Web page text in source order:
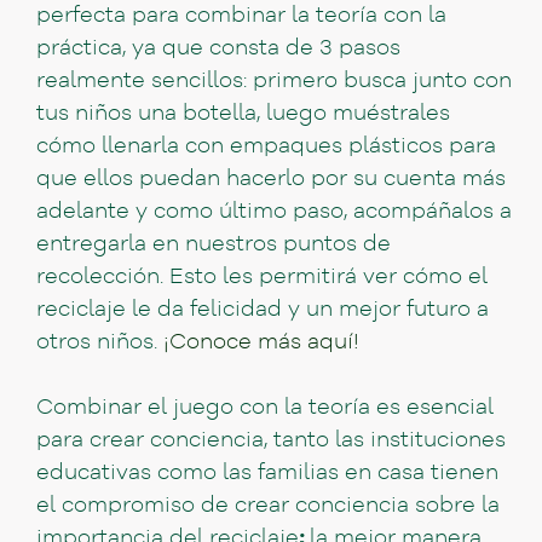
perfecta para combinar la teoría con la
práctica, ya que consta de 3 pasos
realmente sencillos: primero busca junto con
tus niños una botella, luego muéstrales
cómo llenarla con empaques plásticos para
que ellos puedan hacerlo por su cuenta más
adelante y como último paso, acompáñalos a
entregarla en nuestros puntos de
recolección. Esto les permitirá ver cómo el
reciclaje le da felicidad y un mejor futuro a
otros niños. ¡Conoce más aquí!
Combinar el juego con la teoría es esencial
para crear conciencia, tanto las instituciones
educativas como las familias en casa tienen
el compromiso de crear conciencia sobre la